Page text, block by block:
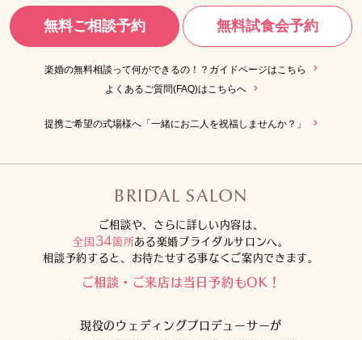
無料ご相談予約 無料試食会予約
楽婚の無料相談って何ができるの！？ガイドページはこちら
よくあるご質問(FAQ)はこちらへ
提携ご希望の式場様へ「一緒にお二人を祝福しませんか？」
BRIDAL SALON
ご相談や、さらに詳しい内容は、
全国34箇所ある楽婚ブライダルサロンへ。
相談予約すると、お待たせする事なくご案内できます。
ご相談・ご来店は当日予約もOK！
現役のウェディングプロデューサーが